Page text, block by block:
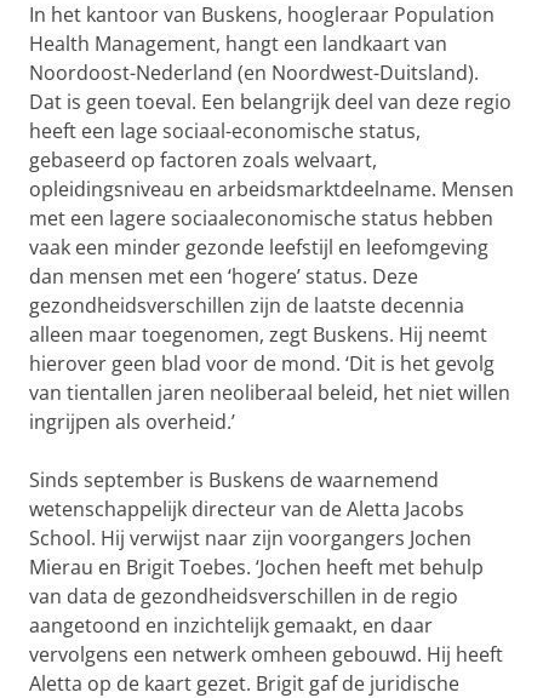
In het kantoor van Buskens, hoogleraar Population
Health Management, hangt een landkaart van
Noordoost-Nederland (en Noordwest-Duitsland).
Dat is geen toeval. Een belangrijk deel van deze regio
heeft een lage sociaal-economische status,
gebaseerd op factoren zoals welvaart,
opleidingsniveau en arbeidsmarktdeelname. Mensen
met een lagere sociaaleconomische status hebben
vaak een minder gezonde leefstijl en leefomgeving
dan mensen met een ‘hogere’ status. Deze
gezondheidsverschillen zijn de laatste decennia
alleen maar toegenomen, zegt Buskens. Hij neemt
hierover geen blad voor de mond. ‘Dit is het gevolg
van tientallen jaren neoliberaal beleid, het niet willen
ingrijpen als overheid.’
Sinds september is Buskens de waarnemend
wetenschappelijk directeur van de Aletta Jacobs
School. Hij verwijst naar zijn voorgangers Jochen
Mierau en Brigit Toebes. ‘Jochen heeft met behulp
van data de gezondheidsverschillen in de regio
aangetoond en inzichtelijk gemaakt, en daar
vervolgens een netwerk omheen gebouwd. Hij heeft
Aletta op de kaart gezet. Brigit gaf de juridische